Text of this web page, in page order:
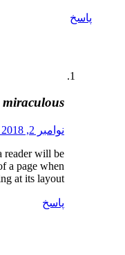
پاسخ
miraculous
نوامبر 2, 2018 در 11:16 ق.ظ
reader will be
a page when
at its layout.
پاسخ